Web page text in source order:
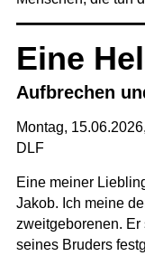
Eine
Aufbrechen
Montag,
DLF
Eine meiner
Jakob. Ich meine
zweitgeborenen. Er
seines Bruders